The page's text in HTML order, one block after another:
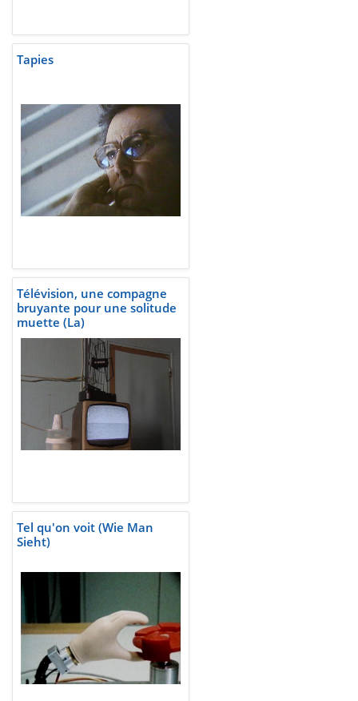
Tapies
Télévision, une compagne
bruyante pour une solitude
muette (La)
Tel qu'on voit (Wie Man
Sieht)